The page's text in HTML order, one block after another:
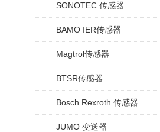
SONOTEC 传感器
BAMO IER传感器
Magtrol传感器
BTSR传感器
Bosch Rexroth 传感器
JUMO 变送器